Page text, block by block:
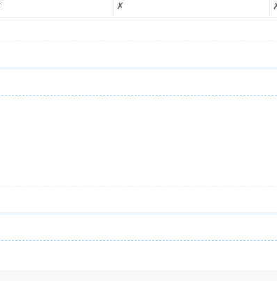
✗